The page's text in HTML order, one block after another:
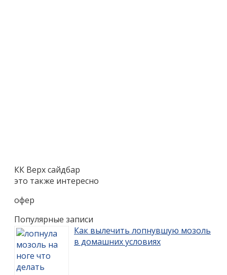
КК Верх сайдбар
это также интересно
офер
Популярные записи
Как вылечить лопнувшую мозоль
в домашних условиях